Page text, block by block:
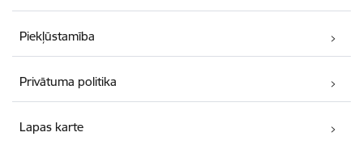
Piekļūstamība
Privātuma politika
Lapas karte